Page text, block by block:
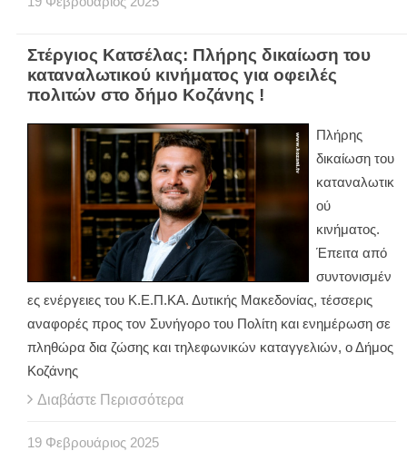
Στέργιος Κατσέλας: Πλήρης δικαίωση του
καταναλωτικού κινήματος για οφειλές
πολιτών στο δήμο Κοζάνης !
Πλήρης
δικαίωση του
καταναλωτικ
ού
κινήματος.
Έπειτα από
συντονισμέν
ες ενέργειες του Κ.Ε.Π.ΚΑ. Δυτικής Μακεδονίας, τέσσερις
αναφορές προς τον Συνήγορο του Πολίτη και ενημέρωση σε
πληθώρα δια ζώσης και τηλεφωνικών καταγγελιών, ο Δήμος
Κοζάνης
Διαβάστε Περισσότερα
19 Φεβρουάριος 2025